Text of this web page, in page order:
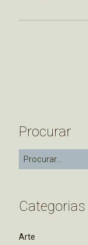
Procurar
Categorias
Arte